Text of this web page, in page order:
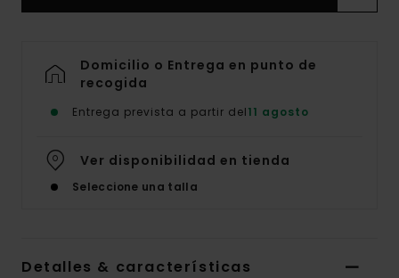
Domicilio o Entrega en punto de
recogida
Entrega prevista a partir del11 agosto
Ver disponibilidad en tienda
Seleccione una talla
Detalles & características